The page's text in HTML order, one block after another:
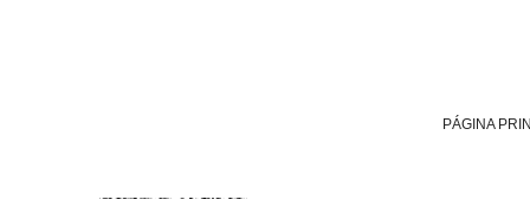
PÁGINA